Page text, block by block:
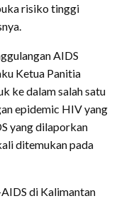
risiko tinggi
AIDS
Ketua Panitia
ke dalam salah satu
epidemic HIV yang
yang dilaporkan
ditemukan pada
di Kalimantan